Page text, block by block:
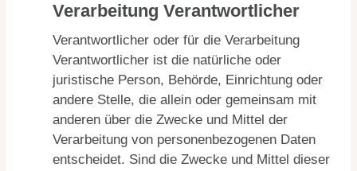
Verarbeitung Verantwortlicher
Verantwortlicher oder für die Verarbeitung
Verantwortlicher ist die natürliche oder
juristische Person, Behörde, Einrichtung oder
andere Stelle, die allein oder gemeinsam mit
anderen über die Zwecke und Mittel der
Verarbeitung von personenbezogenen Daten
entscheidet. Sind die Zwecke und Mittel dieser